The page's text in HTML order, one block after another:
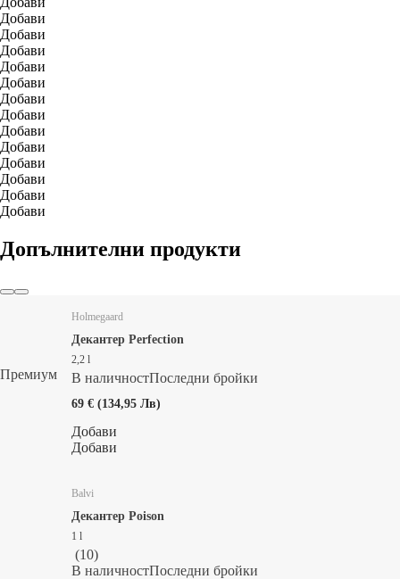
Добави
Добави
Добави
Добави
Добави
Добави
Добави
Добави
Добави
Добави
Добави
Добави
Добави
Допълнителни продукти
Премиум
Holmegaard
Декантер Perfection
2,2 l
В наличностПоследни бройки
69 € (134,95 Лв)
Добави
Добави
Balvi
Декантер Poison
1 l
(10)
В наличностПоследни бройки